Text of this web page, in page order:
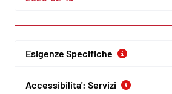
Esigenze Specifiche
Accessibilita': Servizi